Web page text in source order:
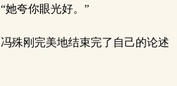
夸你眼光好。”
殊刚完美地结束完了自己的论述